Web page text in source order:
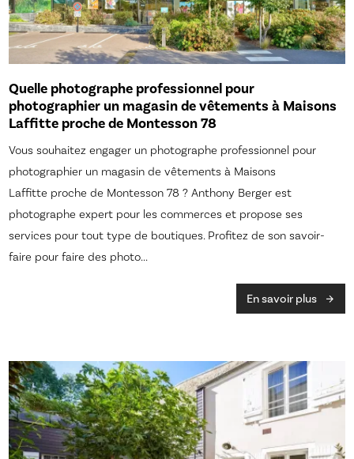
Quelle photographe professionnel pour
photographier un magasin de vêtements à Maisons
Laffitte proche de Montesson 78
Vous souhaitez engager un photographe professionnel pour
photographier un magasin de vêtements à Maisons
Laffitte proche de Montesson 78 ? Anthony Berger est
photographe expert pour les commerces et propose ses
services pour tout type de boutiques. Profitez de son savoir-
faire pour faire des photo...
En savoir plus